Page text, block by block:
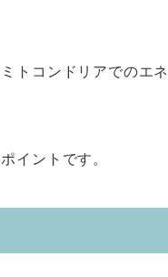
トコンドリアでのエネ
イントです。